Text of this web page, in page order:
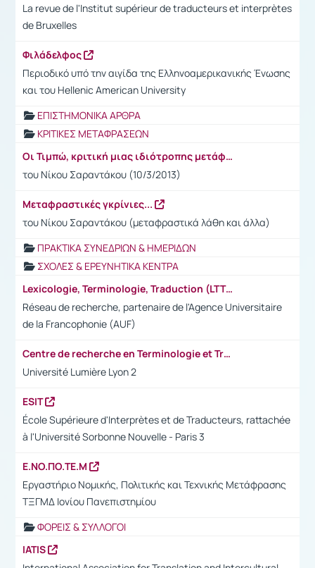
La revue de l'Institut supérieur de traducteurs et interprètes
de Bruxelles
Φιλάδελφος
Περιοδικό υπό την αιγίδα της Ελληνοαμερικανικής Ένωσης
και του Hellenic American University
ΕΠΙΣΤΗΜΟΝΙΚΑ ΑΡΘΡΑ
ΚΡΙΤΙΚΕΣ ΜΕΤΑΦΡΑΣΕΩΝ
Οι Τιμπώ, κριτική μιας ιδιότροπης μετάφρασης
του Νίκου Σαραντάκου (10/3/2013)
Μεταφραστικές γκρίνιες...
του Νίκου Σαραντάκου (μεταφραστικά λάθη και άλλα)
ΠΡΑΚΤΙΚΑ ΣΥΝΕΔΡΙΩΝ & ΗΜΕΡΙΔΩΝ
ΣΧΟΛΕΣ & ΕΡΕΥΝΗΤΙΚΑ ΚΕΝΤΡΑ
Lexicologie, Terminologie, Traduction (LTT)
Réseau de recherche, partenaire de l'Agence Universitaire
de la Francophonie (AUF)
Centre de recherche en Terminologie et Traduction (CRTT)
Université Lumière Lyon 2
ESIT
École Supérieure d'Interprètes et de Traducteurs, rattachée
à l'Université Sorbonne Nouvelle - Paris 3
Ε.ΝΟ.ΠΟ.ΤΕ.Μ
Εργαστήριο Νομικής, Πολιτικής και Τεχνικής Μετάφρασης
ΤΞΓΜΔ Ιονίου Πανεπιστημίου
ΦΟΡΕΙΣ & ΣΥΛΛΟΓΟΙ
IATIS